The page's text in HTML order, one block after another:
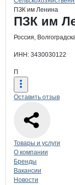
ПЗК им Ленина
Основная
ПЗК им
Россия,
ИНН: 3430030122
П
Оставить отзыв
Товары и услуги
О компании
Бренды
Вакансии
Новости